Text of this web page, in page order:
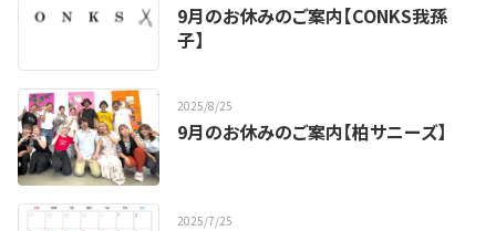
9月のお休みのご案内【CONKS我孫
子】
2025/8/25
9月のお休みのご案内【柏サニーズ】
2025/7/25